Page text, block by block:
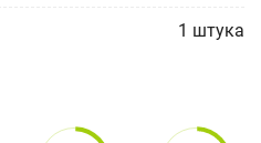
1 штука